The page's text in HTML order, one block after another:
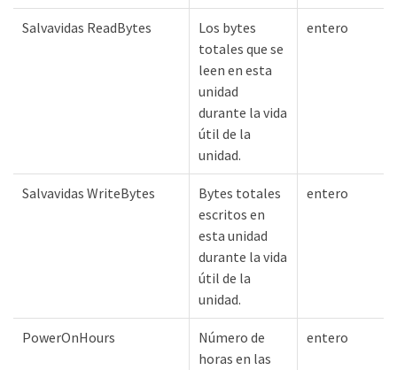
Salvavidas ReadBytes
Los bytes
totales que se
leen en esta
unidad
durante la vida
útil de la
unidad.
entero
Salvavidas WriteBytes
Bytes totales
escritos en
esta unidad
durante la vida
útil de la
unidad.
entero
PowerOnHours
Número de
horas en las
entero